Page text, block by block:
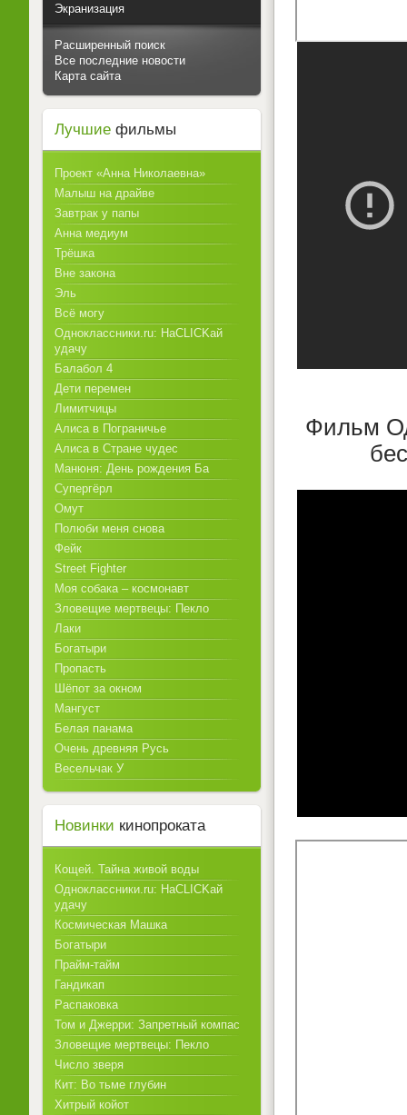
Фильм
Экранизация
Расширенный поиск
Все последние новости
Карта сайта
Лучшие фильмы
Проект «Анна Николаевна»
Малыш на драйве
Завтрак у папы
Анна медиум
Трёшка
Вне закона
Эль
Всё могу
Одноклассники.ru: НаCLICKай
удачу
Балабол 4
Дети перемен
Лимитчицы
Алиса в Пограничье
Алиса в Стране чудес
Манюня: День рождения Ба
Супергёрл
Омут
Полюби меня снова
Фейк
Street Fighter
Моя собака – космонавт
Зловещие мертвецы: Пекло
Лаки
Богатыри
Пропасть
Шёпот за окном
Мангуст
Белая панама
Очень древняя Русь
Весельчак У
Новинки кинопроката
Кощей. Тайна живой воды
Одноклассники.ru: НаCLICKай
удачу
Космическая Машка
Богатыри
Прайм-тайм
Гандикап
Распаковка
Том и Джерри: Запретный компас
Зловещие мертвецы: Пекло
Число зверя
Кит: Во тьме глубин
Хитрый койот